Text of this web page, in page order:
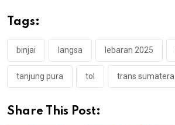
Tags:
binjai langsa lebaran 2025
tanjung pura tol trans sumatera
Share This Post: